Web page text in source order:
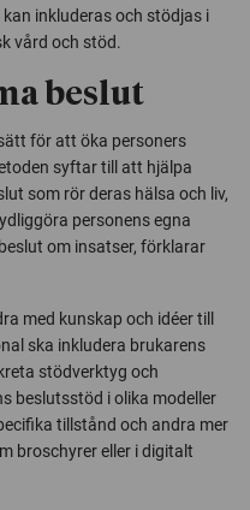
inkluderas och stödjas i
vård och stöd.
beslut
för att öka personers
syftar till att hjälpa
som rör deras hälsa och liv,
personens egna
om insatser, förklarar
med kunskap och idéer till
ska inkludera brukarens
stödverktyg och
beslutsstöd i olika modeller
tillstånd och andra mer
broschyrer eller i digitalt